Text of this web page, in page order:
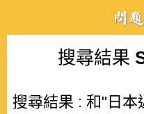
搜尋結果
搜尋結果 : 和"日本